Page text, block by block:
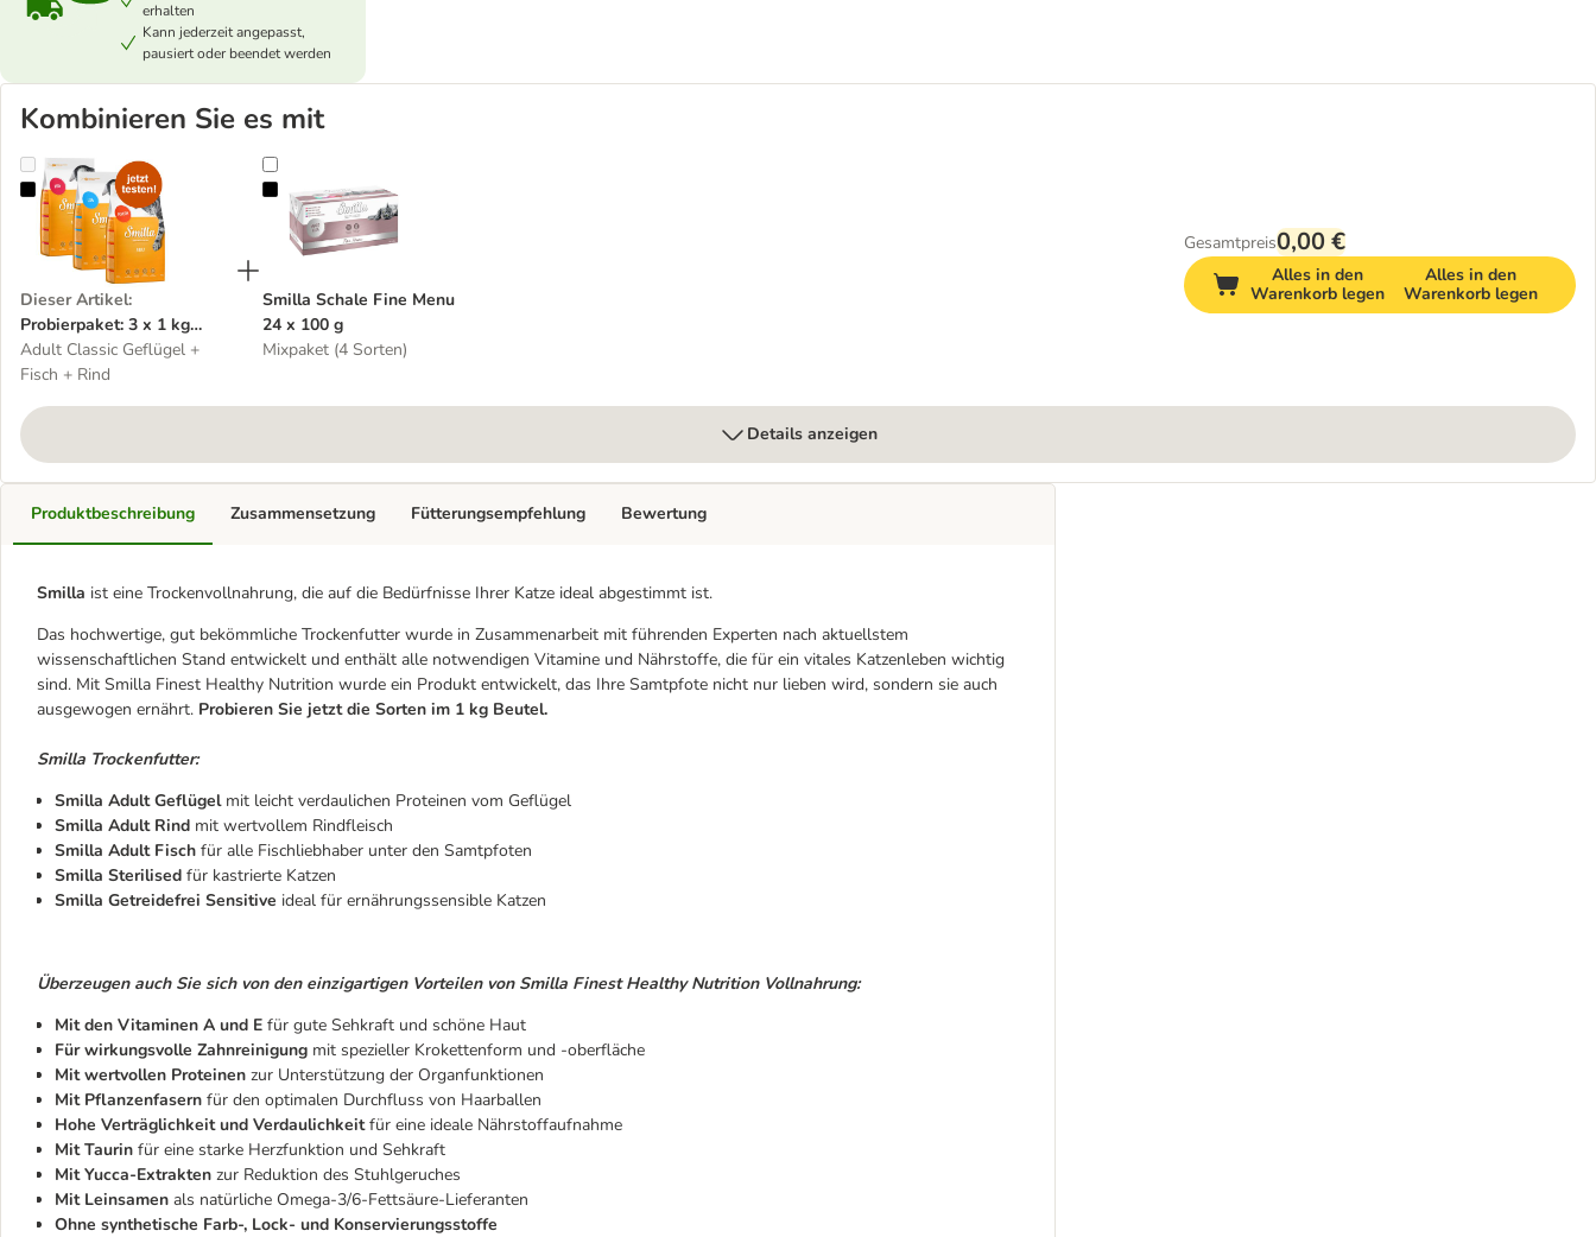
erhalten
Kann jederzeit angepasst,
pausiert oder beendet werden
Kombinieren Sie es mit
Probierpaket: 3 x 1 kg Smilla Trockenfutter
Dieser Artikel:
Probierpaket: 3 x 1 kg
Smilla Trockenfutter
Adult Classic Geflügel +
Fisch + Rind
Smilla Schale Fine Menu 24 x 100 g
Smilla Schale Fine Menu
24 x 100 g
Mixpaket (4 Sorten)
Gesamtpreis0,00 €
Alles in den
Warenkorb legen
Alles in den
Warenkorb legen
Details anzeigen
Produktbeschreibung
Smilla ist eine Trockenvollnahrung, die auf die Bedürfnisse Ihrer Katze ideal abgestimmt ist.
Das hochwertige, gut bekömmliche Trockenfutter wurde in Zusammenarbeit mit führenden Experten nach aktuellstem
wissenschaftlichen Stand entwickelt und enthält alle notwendigen Vitamine und Nährstoffe, die für ein vitales Katzenleben wichtig
sind. Mit Smilla Finest Healthy Nutrition wurde ein Produkt entwickelt, das Ihre Samtpfote nicht nur lieben wird, sondern sie auch
ausgewogen ernährt. Probieren Sie jetzt die Sorten im 1 kg Beutel.
Smilla Trockenfutter:
Smilla Adult Geflügelmit leicht verdaulichen Proteinen vom Geflügel
Smilla Adult Rind mit wertvollem Rindfleisch
Smilla Adult Fisch für alle Fischliebhaber unter den Samtpfoten
Smilla Sterilised für kastrierte Katzen
Smilla Getreidefrei Sensitive ideal für ernährungssensible Katzen
Überzeugen auch Sie sich von den einzigartigen Vorteilen von Smilla Finest Healthy Nutrition Vollnahrung:
Mit den Vitaminen A und E für gute Sehkraft und schöne Haut
Für wirkungsvolle Zahnreinigung mit spezieller Krokettenform und -oberfläche
Mit wertvollen Proteinen zur Unterstützung der Organfunktionen
Mit Pflanzenfasern für den optimalen Durchfluss von Haarballen
Hohe Verträglichkeit und Verdaulichkeitfür eine ideale Nährstoffaufnahme
Mit Taurin für eine starke Herzfunktion und Sehkraft
Mit Yucca-Extrakten zur Reduktion des Stuhlgeruches
Mit Leinsamen als natürliche Omega-3/6-Fettsäure-Lieferanten
Ohne synthetische Farb-, Lock- und Konservierungsstoffe
Zusammensetzung Fütterungsempfehlung Bewertung